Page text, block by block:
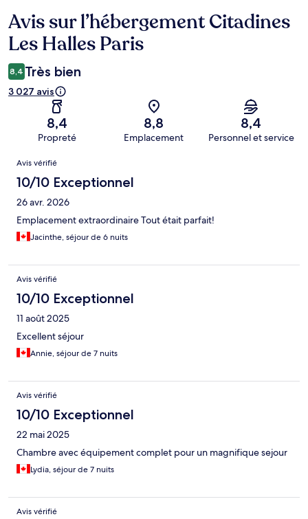
Avis
Avis sur l’hébergement Citadines
Les Halles Paris
8,4 Très bien
3 027 avis
8,4
Propreté
8,8
Emplacement
8,4
Personnel et service
Avis
Avis vérifié
10/10 Exceptionnel
26 avr. 2026
Emplacement extraordinaire Tout était parfait!
Jacinthe, séjour de 6 nuits
Avis vérifié
10/10 Exceptionnel
11 août 2025
Excellent séjour
Annie, séjour de 7 nuits
Avis vérifié
10/10 Exceptionnel
22 mai 2025
Chambre avec équipement complet pour un magnifique sejour
Lydia, séjour de 7 nuits
Avis vérifié